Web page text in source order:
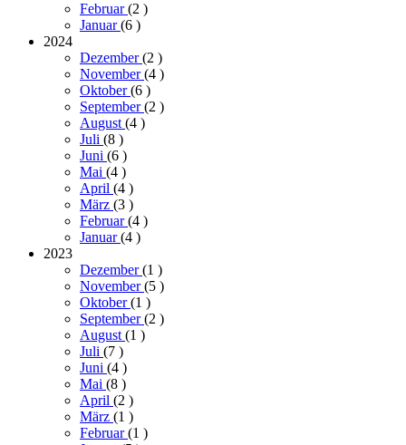
Februar(2 )
Januar(6 )
2024
Dezember(2 )
November(4 )
Oktober(6 )
September(2 )
August (4 )
Juli (8 )
Juni (6 )
Mai (4 )
April (4 )
März (3 )
Februar(4 )
Januar(4 )
2023
Dezember(1 )
November(5 )
Oktober(1 )
September(2 )
August (1 )
Juli (7 )
Juni (4 )
Mai (8 )
April (2 )
März (1 )
Februar(1 )